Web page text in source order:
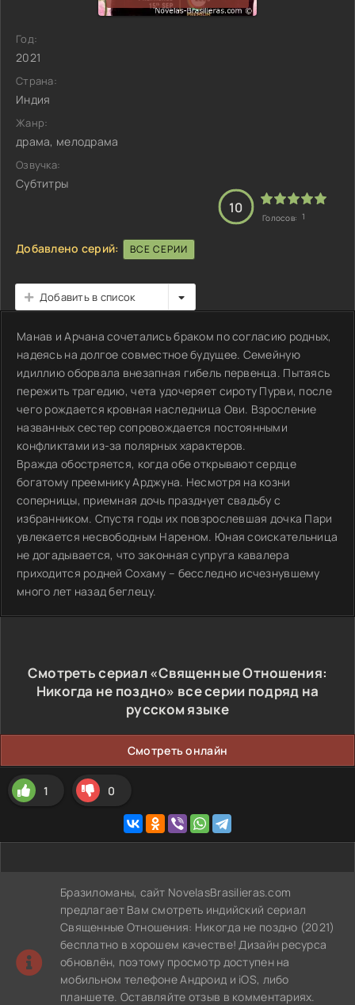
Год:
2021
Страна:
Индия
Жанр:
драма, мелодрама
Озвучка:
Субтитры
10
Голосов: 1
Добавлено серий: ВСЕ СЕРИИ
Добавить в список
Манав и Арчана сочетались браком по согласию родных,
надеясь на долгое совместное будущее. Семейную
идиллию оборвала внезапная гибель первенца. Пытаясь
пережить трагедию, чета удочеряет сироту Пурви, после
чего рождается кровная наследница Ови. Взросление
названных сестер сопровождается постоянными
конфликтами из-за полярных характеров.
Вражда обостряется, когда обе открывают сердце
богатому преемнику Арджуна. Несмотря на козни
соперницы, приемная дочь празднует свадьбу с
избранником. Спустя годы их повзрослевшая дочка Пари
увлекается несвободным Нареном. Юная соискательница
не догадывается, что законная супруга кавалера
приходится родней Сохаму – бесследно исчезнувшему
много лет назад беглецу.
Смотреть сериал «Священные Отношения:
Никогда не поздно» все серии подряд на
русском языке
Смотреть онлайн
1 0
Бразиломаны, сайт NovelasBrasilieras.com
предлагает Вам смотреть индийский сериал
Священные Отношения: Никогда не поздно (2021)
бесплатно в хорошем качестве! Дизайн ресурса
обновлён, поэтому просмотр доступен на
мобильном телефоне Андроид и iOS, либо
планшете. Оставляйте отзыв в комментариях.